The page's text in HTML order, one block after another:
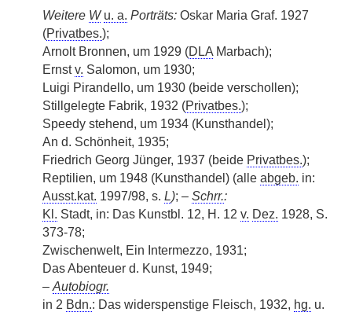
Weitere W u. a. Porträts: Oskar Maria Graf. 1927
(Privatbes.);
Arnolt Bronnen, um 1929 (DLA Marbach);
Ernstv. Salomon, um 1930;
Luigi Pirandello, um 1930 (beide verschollen);
Stillgelegte Fabrik, 1932 (Privatbes.);
Speedy stehend, um 1934 (Kunsthandel);
An d. Schönheit, 1935;
Friedrich Georg Jünger, 1937 (beide Privatbes.);
Reptilien, um 1948 (Kunsthandel) (alle abgeb. in:
Ausst.kat. 1997/98, s. L); – Schrr.:
Kl. Stadt, in: Das Kunstbl. 12, H. 12 v. Dez. 1928, S.
373-78;
Zwischenwelt, Ein Intermezzo, 1931;
Das Abenteuer d. Kunst, 1949;
– Autobiogr.
in 2 Bdn.: Das widerspenstige Fleisch, 1932, hg. u.